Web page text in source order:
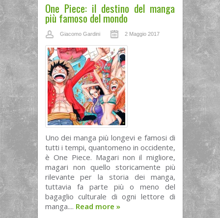
One Piece: il destino del manga
più famoso del mondo
Giacomo Gardini 2 Maggio 2017
Uno dei manga più longevi e famosi di
tutti i tempi, quantomeno in occidente,
è One Piece. Magari non il migliore,
magari non quello storicamente più
rilevante per la storia dei manga,
tuttavia fa parte più o meno del
bagaglio culturale di ogni lettore di
manga.... Read more »